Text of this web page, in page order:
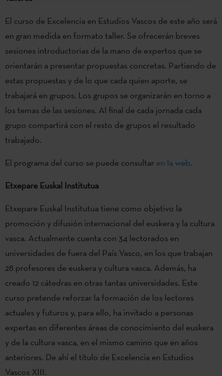
El curso de Excelencia en Estudios Vascos de este año será
en gran medida en formato taller. Se ofrecerán breves
sesiones introductorias de la mano de expertos que se
orientarán a presentar propuestas concretas. Partiendo de
estas propuestas y de lo que cada quien aporte, se
trabajará en grupos. Los grupos se organizarán en torno a
los temas de las sesiones. Al final de cada jornada cada
grupo compartirá con el resto de grupos el resultado
trabajado.
El programa del curso se puede consultar en la web.
Etxepare Euskal Institutua
Etxepare Euskal Institutua tiene como objetivo la
promoción y difusión internacional del euskera y la cultura
vasca. Actualmente cuenta con 34 lectorados en
universidades de fuera del País Vasco, en los que trabajan
28 profesores de euskera y cultura vasca. Además, ha
creado 12 cátedras en otras tantas universidades. Este
curso pretende reforzar la formación de los lectores
actuales y futuros y, para ello, ha invitado a personas
expertas en diferentes áreas de conocimiento del euskera
y de la cultura vasca, en el mismo camino que en años
anteriores. De ahí el título de Excelencia en Estudios
Vascos XIII.